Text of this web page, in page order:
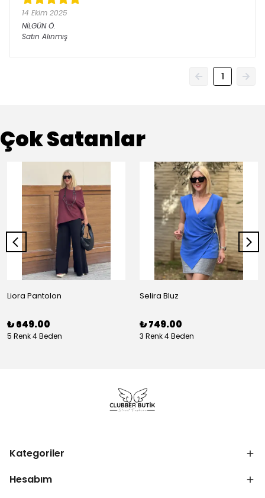
14 Ekim 2025
NİLGÜN Ö.
Satın Alınmış
1
Çok Satanlar
Liora Pantolon
₺ 649.00
5 Renk 4 Beden
Selira Bluz
₺ 749.00
3 Renk 4 Beden
Kategoriler
Hesabım